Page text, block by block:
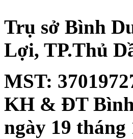
Trụ sở Bình
Lợi, TP.Thủ
MST:
KH & ĐT
ngày 19 tháng